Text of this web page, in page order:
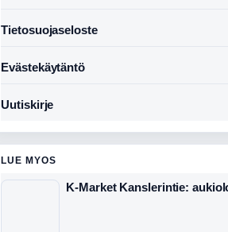
Tietosuojaseloste
Evästekäytäntö
Uutiskirje
LUE MYOS
K-Market Kanslerintie: